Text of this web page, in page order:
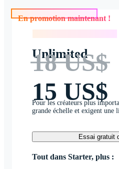
En promotion maintenant !
Unlimited
18 US$
15 US$
Pour les créateurs plus
grande échelle et exigent une
Essai gratuit
Tout dans Starter, plus :